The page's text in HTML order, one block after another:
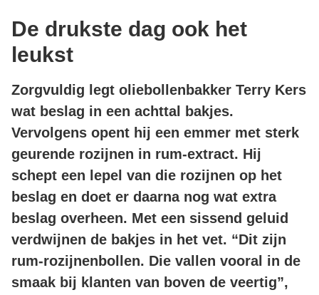
De drukste dag ook het
leukst
Zorgvuldig legt oliebollenbakker Terry Kers
wat beslag in een achttal bakjes.
Vervolgens opent hij een emmer met sterk
geurende rozijnen in rum-extract. Hij
schept een lepel van die rozijnen op het
beslag en doet er daarna nog wat extra
beslag overheen. Met een sissend geluid
verdwijnen de bakjes in het vet. “Dit zijn
rum-rozijnenbollen. Die vallen vooral in de
smaak bij klanten van boven de veertig”,